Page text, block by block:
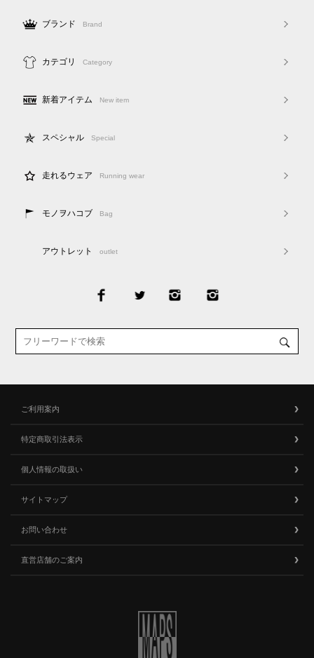
ブランド Brand
カテゴリ Category
新着アイテム New item
スペシャル Special
走れるウェア Running wear
モノヲハコブ Bag
アウトレット outlet
ご利用案内
特定商取引法表示
個人情報の取扱い
サイトマップ
お問い合わせ
直営店舗のご案内